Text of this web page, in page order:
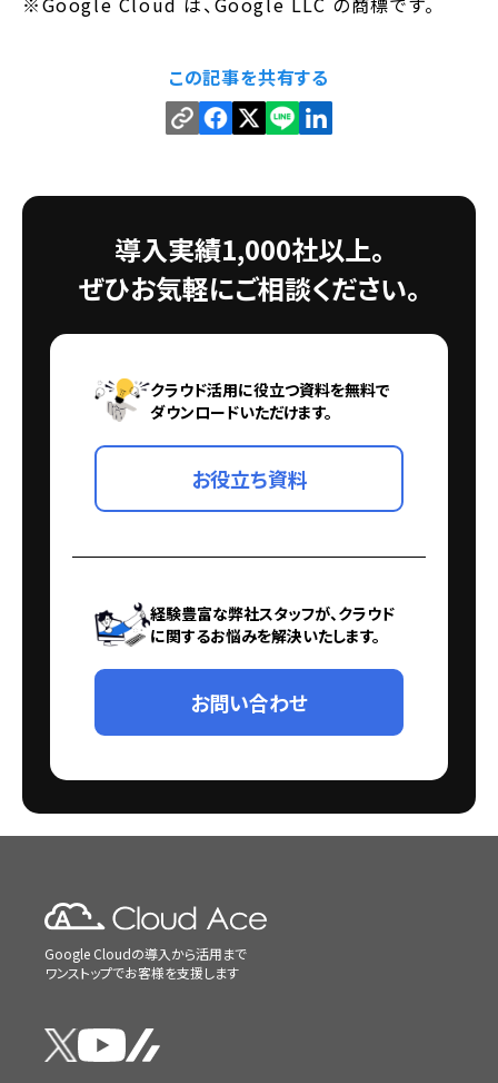
この記事を共有する
導入実績1,000社以上。
ぜひお気軽にご相談ください。
クラウド活用に役立つ資料を無料で
ダウンロードいただけます。
お役立ち資料
経験豊富な弊社スタッフが、クラウド
に関するお悩みを解決いたします。
お問い合わせ
Google Cloudの導入から活用まで
ワンストップでお客様を支援します